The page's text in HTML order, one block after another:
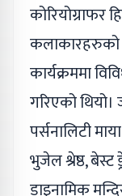
कोरियोग्राफर
कलाकारहरुको
कार्यक्रममा
गरिएको
पर्सनालिटी
भुजेल श्रेष्ठ,
डाइनामिक